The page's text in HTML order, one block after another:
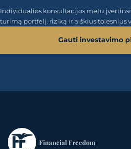
Individualios konsultacijos metu
turimą portfelį, riziką ir aiškius tolesnius
Gauti investavimo
Financial Freedom